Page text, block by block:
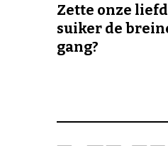
Zette onze
suiker de
gang?